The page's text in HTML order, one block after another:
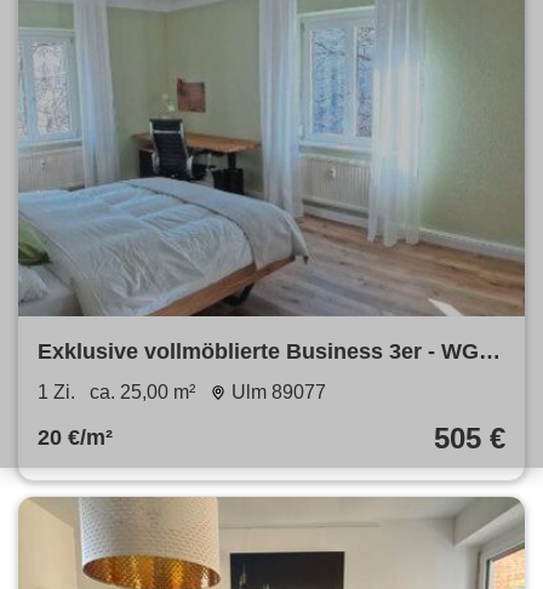
Exklusive vollmöblierte Business 3er - WG in
Ulm Weststadt
1 Zi. ca. 25,00 m² Ulm 89077
20 €/m² 505 €